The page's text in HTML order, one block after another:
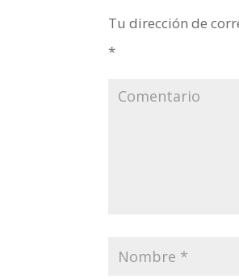
Tu dirección de
*